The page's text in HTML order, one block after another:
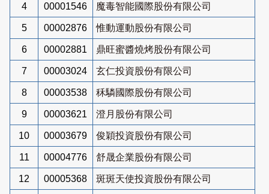
4 00001546 魔毒智能國際股份有限公司
5 00002876 惟動運動股份有限公司
6 00002881 鼎旺蜜醬燒烤股份有限公司
7 00003024 玄仁投資股份有限公司
8 00003538 秝驎國際股份有限公司
9 00003621 澄月股份有限公司
10 00003679 俊穎投資股份有限公司
11 00004776 舒晟企業股份有限公司
12 00005368 斑斑天使投資股份有限公司